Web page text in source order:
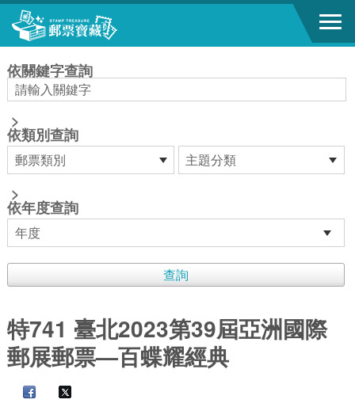
跳到主要內容區塊
依關鍵字查詢
>
依類別查詢
>
依年度查詢
特741 臺北2023第39屆亞洲國際
郵展郵票—百蝶耀經典